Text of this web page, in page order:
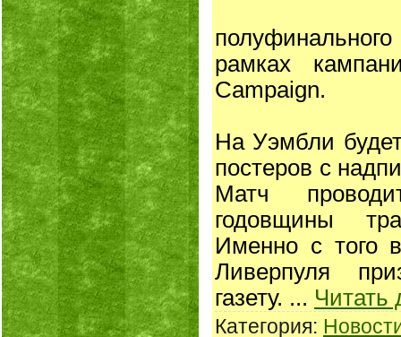
рамках
Campaign.
На Уэмбли
постеров с
Матч
годовщины
Именно с того
Ливерпуля
газету. ... Читать
Категория: